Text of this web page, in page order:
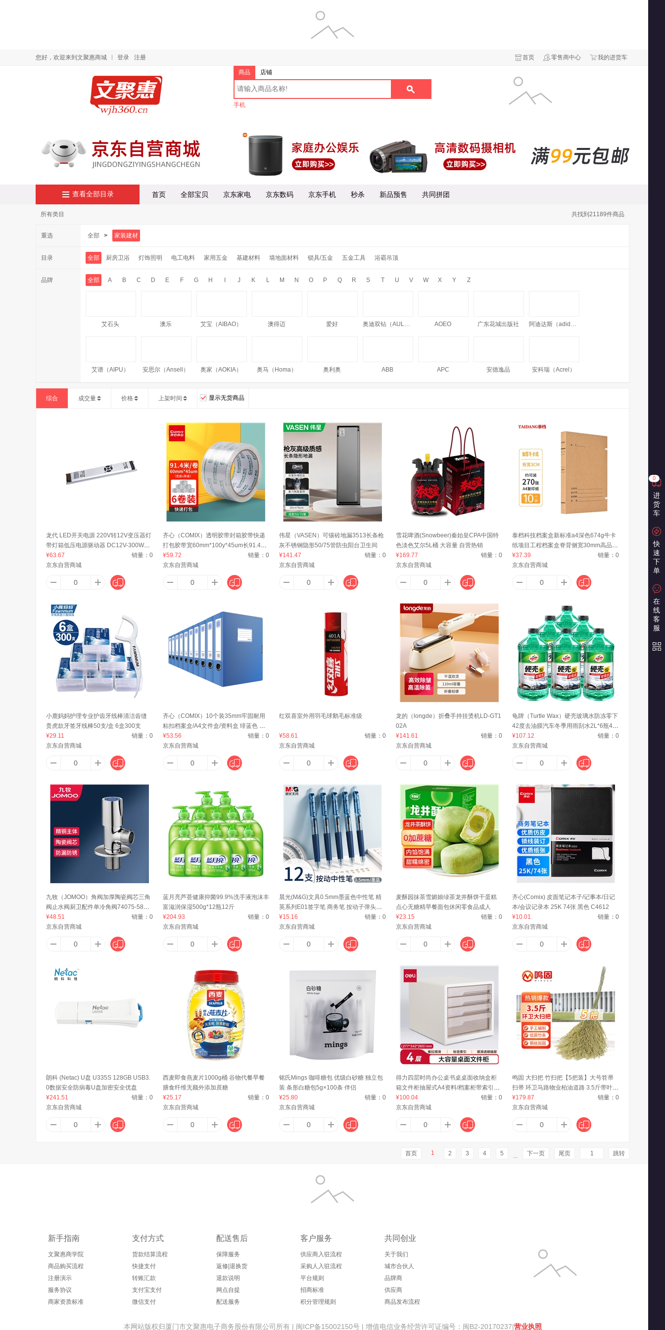
您好，欢迎来到文聚惠商城 登录 注册 首页 零售商中心 我的进货车
商品 店铺
手机
查看全部目录 首页 全部宝贝 京东家电 京东数码 京东手机 秒杀 新品预售 共同拼团
所有类目 共找到 21189件商品
重选 全部 > 家装建材
目录 厨房卫浴 灯饰照明 电工电料 家用五金 基建材料 墙地面材料 锁具/五金 五金工具 浴霸吊顶
全部
品牌 全部 A B C D E F G H J K L M N O P Q R S T U V W X Y Z
艾石头 澳乐 艾宝（AIBAO） 澳得迈 爱好 奥迪双钻（AULDEY） AOEO 广东花城出版社 阿迪达斯（adidas）
艾谱（AIPU） 安思尔（Ansell） 奥家（AOKIA） 奥马（Homa） 奥利奥 ABB APC 安德逸品 安科瑞（Acrel）
AMP NETCONNECT 爱顿博格（AnthonBerg） A-TIMES AIRFLY
AETEL 广博 安步塔 AUKEY 爱墨绘
安大叔 AJI auratic 爱得利（IVORY）
艾克（AIKE） AA网（AA SKINCARE） 阿一波 澳宝 奥丽思（AOLISI）
阿姆斯 ANKER 傲胜（OSIM） 爱他美（Aptamil） 安至防护 爱普生
广乐 A家家具 爱步 澳芝曼（G＆M）
阿道夫 安扣（ANKOU） 阿迪达斯 （adidas） 澳雪（accen） 广佳 阿尔卑斯（alpenwater） 奥伦纳素（Erno Laszlo） 澳格菲（ORGEFY） 奥尼捷
Allgll 奥康（Aokang） 阿宝丽 爱宝（Aibao） Angelamiao AS ONE Andrea
阿司倍鹭（ASVEL） Aqara 安泰（antas） 安顾宜（ACTY） 奥利奥（Oreo）
呵美 A21 AMAZFIT 爱舒乐 爱时乐（Astick） 爱敬（AEKYUNG）
奥利芬卡 Astree 艾贝拉
Aekyung Age20's 安赛瑞 爱达力（Nactalia） 安娜苏（Anna sui） 艾惟诺（Aveeno）
奥林丹
澳纽宝 ARTOOLS Ahava
Amino mason 爱迪威克 AOLANLA
埃普（UP） 爱惠浦（Everpure） 爱帝人 安热沙（Anessa） 爱伽丝（Ajuste） 爱戈德（aigede） 安荟堂 AUSUM
综合 成交量 价格 上架时间 显示无货商品
龙代 LED开关电源 220V转12V变压器灯
带灯箱低压电源驱动器 DC12V-300W
【京仓】
¥63.67 销量： 0
京东自营商城
齐心（COMIX）透明胶带封箱胶带快递
打包胶带宽60mm*100y*45um长91.4米/
卷JP6010-6 6卷装可定制
¥59.72 销量：0
京东自营商城
伟星（VASEN）可镶砖地漏3513长条枪
灰不锈钢隐形50/75管防虫阳台卫生间
¥141.47
销量： 0
京东自营商城
雪花啤酒(Snowbeer)秦始皇CPA中国特
色淡色艾尔5L桶 大容量 自营热销
¥169.77
销量：0
京东自营商城
泰档科技档案盒新标准a4深色674g牛卡
纸项目工程档案盒脊背侧宽30mm高品质
【10个】TA01251
¥37.39 销量： 0
京东自营商城
小鹿妈妈护理专业护齿牙线棒清洁齿缝
贵虎款牙签牙线棒50支/盒 6盒300支
¥29.11
销量： 0
京东自营商城
齐心（COMIX）10个装35mm牢固耐用
粘扣档案盒/A4文件盒/资料盒 绯蓝色 标
签 办公用品EA1001-10
¥53.56 销量：0
京东自营商城
红双喜室外用羽毛球鹅毛标准级
¥58.61 销量： 0
京东自营商城
龙的（longde）折叠手持挂烫机LD-GT1
02A
¥141.61
销量：0
京东自营商城
龟牌（Turtle Wax）硬壳玻璃水防冻零下
42度去油膜汽车冬季用雨刮水2L*6瓶40
83-6
¥107.12 销量： 0
京东自营商城
九牧（JOMOO）角阀加厚陶瓷阀芯三角
阀止水阀厨卫配件单冷角阀74075-580/1
C-1
¥48.51 销量： 0
京东自营商城
蓝月亮芦荟健康抑菌99.9%洗手液泡沫丰
富滋润保湿500g*12瓶12斤
¥204.93
销量：0
京东自营商城
晨光(M&G)文具0.5mm墨蓝色中性笔 精
英系列E01签字笔 商务笔 按动子弹头水
笔 医用处方笔 12支/盒AGP89703
¥15.16 销量： 0
京东自营商城
麦酥园抹茶雪媚娘绿茶龙井酥饼干蛋糕
点心无糖精早餐面包休闲零食品成人
¥23.15
销量：0
京东自营商城
齐心(Comix) 皮面笔记本子/记事本/日记
本/会议记录本 25K 74张 黑色 C4612
¥10.01
销量： 0
京东自营商城
朗科 (Netac) U盘 U335S 128GB USB3.
0数据安全防病毒U盘加密安全优盘
¥241.51
销量： 0
京东自营商城
西麦即食燕麦片1000g桶 谷物代餐早餐
膳食纤维无额外添加蔗糖
¥25.17
销量：0
京东自营商城
铭氏Mings 咖啡糖包 优级白砂糖 独立包
装 条形白糖包5g×100条 伴侣
¥25.80
销量： 0
京东自营商城
得力四层时尚办公桌书桌桌面收纳盒柜
箱文件柜抽屉式A4资料/档案柜带索引标
签学科试卷分类办公用品白色
¥100.04 销量：0
京东自营商城
鸣固 大扫把 竹扫把【5把装】大号笤帚
扫帚 环卫马路物业柏油道路 3.5斤带叶竹
枝连体
¥179.87 销量： 0
京东自营商城
首页 1 2 3 4 5 ... 下一页 尾页 跳转
新手指南
文聚惠商学院
商品购买流程
注册演示
服务协议
商家资质标准
支付方式
货款结算流程
快捷支付
转账汇款
支付宝支付
微信支付
配送售后
保障服务
返修|退换货
退款说明
网点自提
配送服务
客户服务
供应商入驻流程
采购人入驻流程
平台规则
招商标准
积分管理规则
共同创业
关于我们
城市合伙人
品牌商
供应商
商品发布流程
本网站版权归厦门市文聚惠电子商务股份有限公司所有 | 闽ICP备15002150号 | 增值电信业务经营许可证编号：闽B2-20170237|营业执照
0
进
货
车
快
速
下
单
在
线
客
服